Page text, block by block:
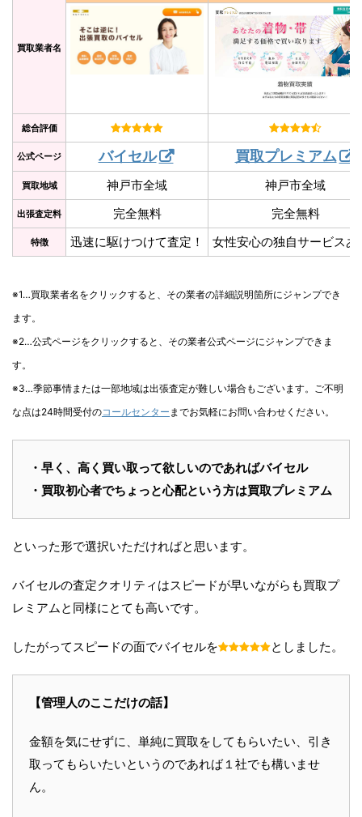
買取業者名
総合評価
公式ページ バイセル 買取プレミアム
買取地域 神戸市全域 神戸市全域
出張査定料 完全無料 完全無料
特徴 迅速に駆けつけて査定！ 女性安心の独自サービスあ
※1…買取業者名をクリックすると、その業者の詳細説明箇所にジャンプでき
ます。
※2…公式ページをクリックすると、その業者公式ページにジャンプできま
す。
※3…季節事情または一部地域は出張査定が難しい場合もございます。ご不明
な点は24時間受付のコールセンター までお気軽にお問い合わせください。
・早く、高く買い取って欲しいのであればバイセル
・買取初心者でちょっと心配という方は買取プレミアム
といった形で選択いただければと思います。
バイセルの査定クオリティはスピードが早いながらも買取プ
レミアムと同様にとても高いです。
したがってスピードの面でバイセルを としました。
【管理人のここだけの話】
金額を気にせずに、単純に買取をしてもらいたい、引き
取ってもらいたいというのであれば１社でも構いませ
ん。